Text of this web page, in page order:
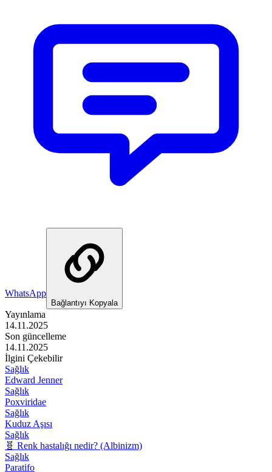
WhatsApp
Bağlantıyı Kopyala
Yayınlama
14.11.2025
Son güncelleme
14.11.2025
İlgini Çekebilir
Sağlık
Edward Jenner
Sağlık
Poxviridae
Sağlık
Kuduz Aşısı
Sağlık
🧬 Renk hastalığı nedir? (Albinizm)
Sağlık
Paratifo